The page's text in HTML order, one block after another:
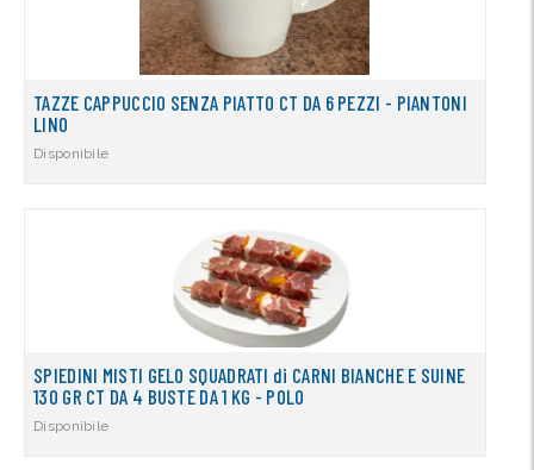
TAZZE CAPPUCCIO SENZA PIATTO CT DA 6 PEZZI - PIANTONI
LINO
Disponibile
SPIEDINI MISTI GELO SQUADRATI di CARNI BIANCHE E SUINE
130 GR CT DA 4 BUSTE DA 1 KG - POLO
Disponibile